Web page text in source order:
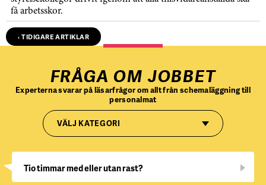
få arbetsskor.
‹ TIDIGARE ARTIKLAR
FRÅGA OM JOBBET
Experterna svarar på läsarfrågor om allt från schemaläggning till
personalmat
VÄLJ KATEGORI
Tio timmar med eller utan rast?